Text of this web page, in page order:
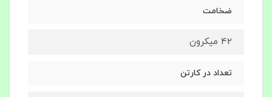
ضخامت
42 میکرون
تعداد در کارتن